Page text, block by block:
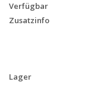
Verfügbar
Zusatzinfo
Lager